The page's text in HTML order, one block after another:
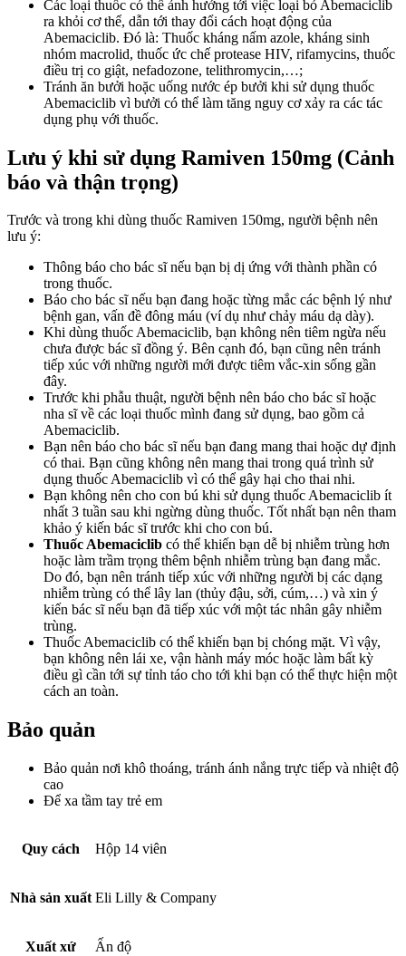
Các loại thuốc có thể ảnh hưởng tới việc loại bỏ Abemaciclib
ra khỏi cơ thể, dẫn tới thay đổi cách hoạt động của
Abemaciclib. Đó là: Thuốc kháng nấm azole, kháng sinh
nhóm macrolid, thuốc ức chế protease HIV, rifamycins, thuốc
điều trị co giật, nefadozone, telithromycin,…;
Tránh ăn bưởi hoặc uống nước ép bưởi khi sử dụng thuốc
Abemaciclib vì bưởi có thể làm tăng nguy cơ xảy ra các tác
dụng phụ với thuốc.
Lưu ý khi sử dụng Ramiven 150mg (Cảnh
báo và thận trọng)
Trước và trong khi dùng thuốc Ramiven 150mg, người bệnh nên
lưu ý:
Thông báo cho bác sĩ nếu bạn bị dị ứng với thành phần có
trong thuốc.
Báo cho bác sĩ nếu bạn đang hoặc từng mắc các bệnh lý như
bệnh gan, vấn đề đông máu (ví dụ như chảy máu dạ dày).
Khi dùng thuốc Abemaciclib, bạn không nên tiêm ngừa nếu
chưa được bác sĩ đồng ý. Bên cạnh đó, bạn cũng nên tránh
tiếp xúc với những người mới được tiêm vắc-xin sống gần
đây.
Trước khi phẫu thuật, người bệnh nên báo cho bác sĩ hoặc
nha sĩ về các loại thuốc mình đang sử dụng, bao gồm cả
Abemaciclib.
Bạn nên báo cho bác sĩ nếu bạn đang mang thai hoặc dự định
có thai. Bạn cũng không nên mang thai trong quá trình sử
dụng thuốc Abemaciclib vì có thể gây hại cho thai nhi.
Bạn không nên cho con bú khi sử dụng thuốc Abemaciclib ít
nhất 3 tuần sau khi ngừng dùng thuốc. Tốt nhất bạn nên tham
khảo ý kiến bác sĩ trước khi cho con bú.
Thuốc Abemaciclib có thể khiến bạn dễ bị nhiễm trùng hơn
hoặc làm trầm trọng thêm bệnh nhiễm trùng bạn đang mắc.
Do đó, bạn nên tránh tiếp xúc với những người bị các dạng
nhiễm trùng có thể lây lan (thủy đậu, sởi, cúm,…) và xin ý
kiến bác sĩ nếu bạn đã tiếp xúc với một tác nhân gây nhiễm
trùng.
Thuốc Abemaciclib có thể khiến bạn bị chóng mặt. Vì vậy,
bạn không nên lái xe, vận hành máy móc hoặc làm bất kỳ
điều gì cần tới sự tỉnh táo cho tới khi bạn có thể thực hiện một
cách an toàn.
Bảo quản
Bảo quản nơi khô thoáng, tránh ánh nắng trực tiếp và nhiệt độ
cao
Để xa tầm tay trẻ em
Quy cách Hộp 14 viên
Nhà sản xuất Eli Lilly & Company
Xuất xứ Ấn độ